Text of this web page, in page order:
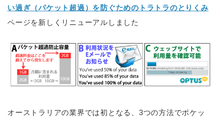
い過ぎ（パケット超過）を防ぐためのトラトラのとりくみ
ページを新しくリニューアルしました
オーストラリアの業界では初となる、3つの方法でポケッ